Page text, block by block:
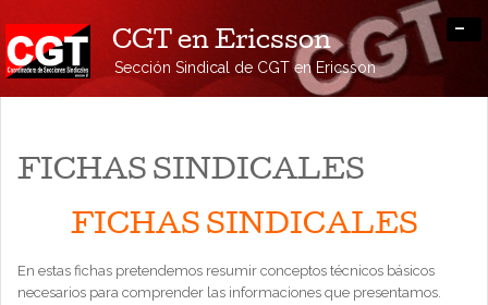
CGT en Ericsson
Sección Sindical de CGT en Ericsson
-
FICHAS SINDICALES
FICHAS SINDICALES
En estas fichas pretendemos resumir conceptos técnicos básicos
necesarios para comprender las informaciones que presentamos.